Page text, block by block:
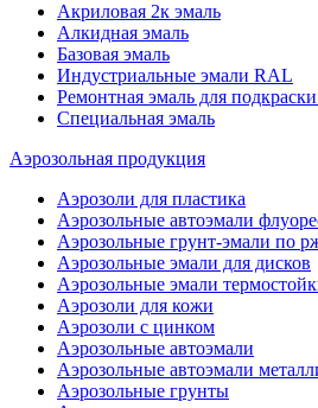
Акриловая 2к эмаль
Алкидная эмаль
Базовая эмаль
Индустриальные эмали RAL
Ремонтная эмаль для
Специальная эмаль
Аэрозольная продукция
Аэрозоли для пластика
Аэрозольные автоэмали
Аэрозольные грунт-эмали по
Аэрозольные эмали для дисков
Аэрозольные эмали
Аэрозоли для кожи
Аэрозоли с цинком
Аэрозольные автоэмали
Аэрозольные автоэмали
Аэрозольные грунты